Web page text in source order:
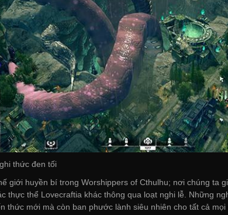
thức đen tối
giới huyền bí trong Worshippers of Cthulhu; nơi chúng ta
thực thể Lovecraftia khác thông qua loạt nghi lễ. Những
thức mới mà còn ban phước lành siêu nhiên cho tất cả